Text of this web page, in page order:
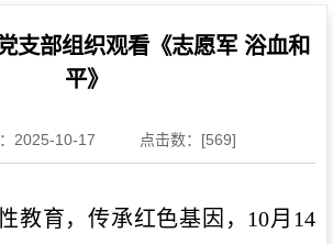
支部组织观看《志愿军 浴血和
平》
2025-10-17 点击数：[569]
教育，传承红色基因， 10月 14